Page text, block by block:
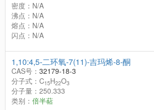
密度：N/A
沸点：N/A
熔点：N/A
闪点：N/A
1,10:4,5-二环氧-7(11)-吉玛烯-8-酮
CAS号： 32179-18-3
分子式：C15H22O3
分子量：250.333
类别： 倍半萜